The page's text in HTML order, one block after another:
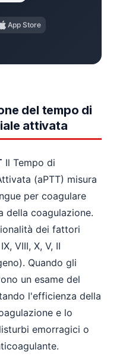
App Store
del tempo di
attivata
Il Tempo di
(aPTT) misura
per coagulare
della coagulazione.
dei fattori
VIII, X, V, II
Quando gli
un esame del
l'efficienza della
e lo
emorragici o